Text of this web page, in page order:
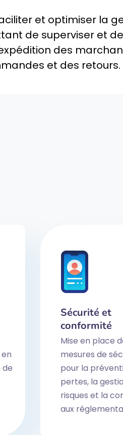
et optimiser la
de superviser et de
des
et des retours.
de
Sécurité et
conformité
Mise en place
mesures de
pour la
pertes, la
risques et la
aux